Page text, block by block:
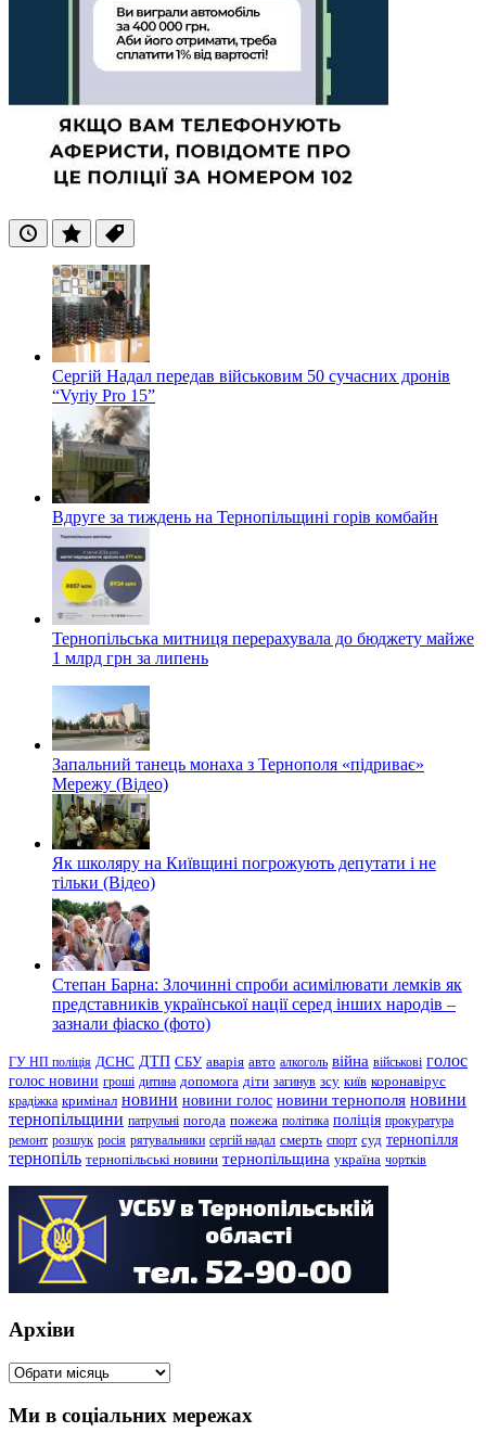
ОстанніПопулярні
Теги
Сергій Надал передав військовим 50 сучасних дронів
“Vyriy Pro 15”
Вдруге за тиждень на Тернопільщині горів комбайн
Тернопільська митниця перерахувала до бюджету майже
1 млрд грн за липень
Запальний танець монаха з Тернополя «підриває»
Мережу (Відео)
Як школяру на Київщині погрожують депутати і не
тільки (Відео)
Степан Барна: Злочинні спроби асимілювати лемків як
представників української нації серед інших народів –
зазнали фіаско (фото)
ГУ НП поліція ДСНС ДТП СБУ аварія авто алкоголь війна військові голос
голос новини гроші дитина допомога діти загинув зсу київ коронавірус
крадіжка кримінал новини новини голос новини тернополя новини
тернопільщини патрульні погода пожежа політика поліція прокуратура
ремонт розшук росія рятувальники сергій надал смерть спорт суд тернопілля
тернопіль тернопільські новини тернопільщина україна чортків
Архіви
Архіви
Ми в соціальних мережах